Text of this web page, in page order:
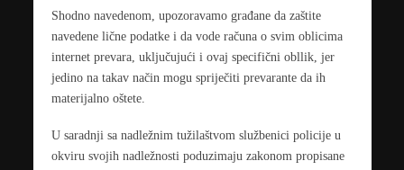
Shodno navedenom, upozoravamo građane da zaštite
navedene lične podatke i da vode računa o svim oblicima
internet prevara, uključujući i ovaj specifični obllik, jer
jedino na takav način mogu spriječiti prevarante da ih
materijalno oštete.
U saradnji sa nadležnim tužilaštvom službenici policije u
okviru svojih nadležnosti poduzimaju zakonom propisane